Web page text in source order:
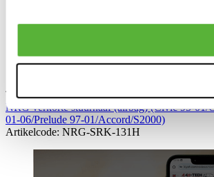
TIP
NRG verkorte stuurnaaf (airbag) (Civic 95-01/
01-06/Prelude 97-01/Accord/S2000)
Artikelcode: NRG-SRK-131H